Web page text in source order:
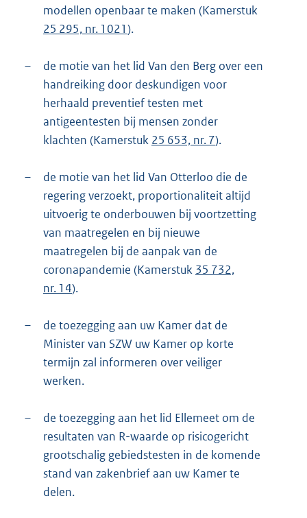
modellen openbaar te maken (Kamerstuk
25 295, nr. 1021).
–
de motie van het lid Van den Berg over een
handreiking door deskundigen voor
herhaald preventief testen met
antigeentesten bij mensen zonder
klachten (Kamerstuk 25 653, nr. 7).
–
de motie van het lid Van Otterloo die de
regering verzoekt, proportionaliteit altijd
uitvoerig te onderbouwen bij voortzetting
van maatregelen en bij nieuwe
maatregelen bij de aanpak van de
coronapandemie (Kamerstuk 35 732,
nr. 14).
–
de toezegging aan uw Kamer dat de
Minister van SZW uw Kamer op korte
termijn zal informeren over veiliger
werken.
–
de toezegging aan het lid Ellemeet om de
resultaten van R-waarde op risicogericht
grootschalig gebiedstesten in de komende
stand van zakenbrief aan uw Kamer te
delen.